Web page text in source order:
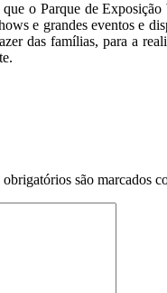
o Parque de
e grandes eventos e
das famílias, para a
obrigatórios são marcados